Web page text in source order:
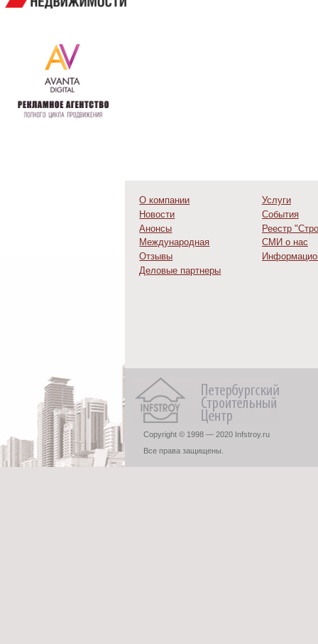
О компании
Услуги
Новости
События
Анонсы
Реестр
Международная
деятельность
СМИ о нас
Отзывы
Деловые партнеры
Copyright © 1998 — 2020 Infstroy.ru
Все права защищены.